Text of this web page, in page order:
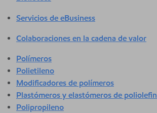
Servicios de eBusiness
Colaboraciones en la cadena de valor
Polímeros
Polietileno
Modificadores de polímeros
Plastómeros y elastómeros de
Polipropileno